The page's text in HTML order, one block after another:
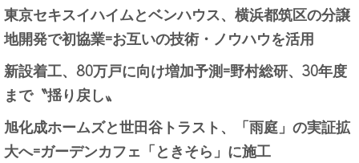
東京セキスイハイムとベンハウス、横浜都筑区の分譲
地開発で初協業=お互いの技術・ノウハウを活用
新設着工、80万戸に向け増加予測=野村総研、30年度
まで〝揺り戻し〟
旭化成ホームズと世田谷トラスト、「雨庭」の実証拡
大へ=ガーデンカフェ「ときそら」に施工